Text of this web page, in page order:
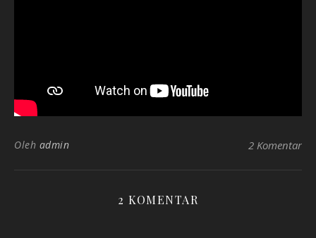
Oleh admin 2 Komentar
2 KOMENTAR